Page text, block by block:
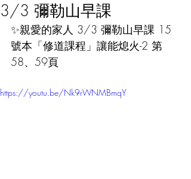
3/3 彌勒山早課
✨親愛的家人 3/3 彌勒山早課 15
號本「修道課程」讓能熄火-2 第
58、59頁
https://youtu.be/Nk9rWNMBmqY